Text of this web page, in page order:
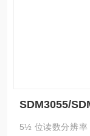
5½ 位读数分辨率